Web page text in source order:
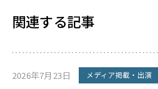
関連する記事
2026年7月23日 メディア掲載・出演